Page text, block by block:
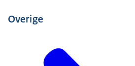
Overige